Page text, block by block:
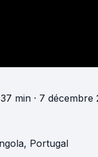
37 min · 7
, Portugal